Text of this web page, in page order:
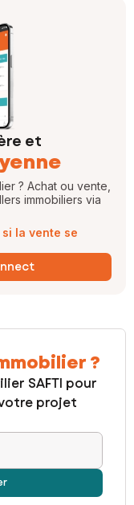
et
? Achat ou vente,
immobiliers via
la vente se
?
SAFTI pour
projet